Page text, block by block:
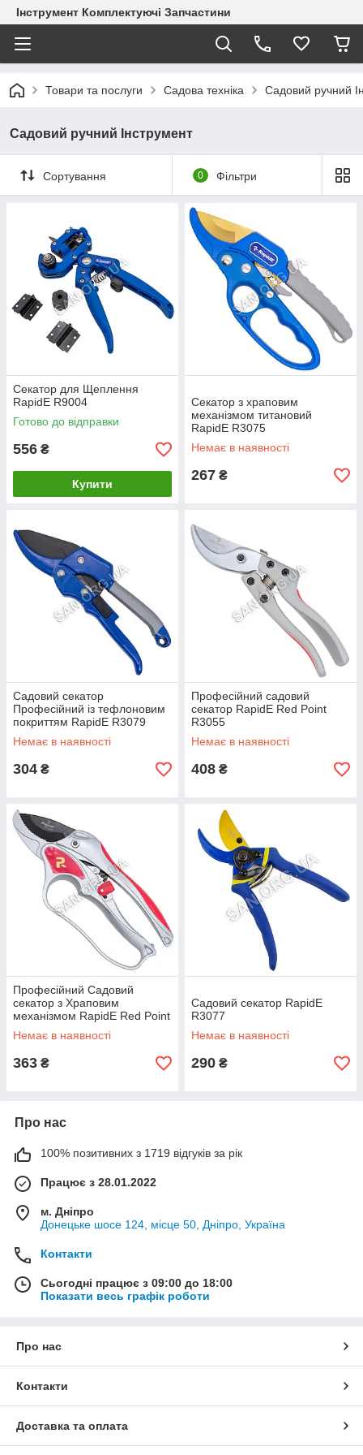
Інструмент Комплектуючі Запчастини
Товари та послуги Садова техніка Садовий ручний
Садовий ручний Інструмент
Сортування 0 Фільтри
Секатор для Щеплення
RapidE R9004
Готово до відправки
556 ₴
Купити
Секатор з храповим
механізмом титановий
RapidE R3075
Немає в наявності
267 ₴
Садовий секатор
Професійний із тефлоновим
покриттям RapidE R3079
Немає в наявності
304 ₴
Професійний садовий
секатор RapidE Red Point
R3055
Немає в наявності
408 ₴
Професійний Садовий
секатор з Храповим
механізмом RapidE Red Point
R3050
Немає в наявності
363 ₴
Садовий секатор RapidE
R3077
Немає в наявності
290 ₴
Про нас
100% позитивних з 1719 відгуків за рік
Працює з 28.01.2022
м. Дніпро
Донецьке шосе 124, місце 50, Дніпро, Україна
Контакти
Сьогодні працює з 09:00 до 18:00
Показати весь графік роботи
Про нас
Контакти
Доставка та оплата